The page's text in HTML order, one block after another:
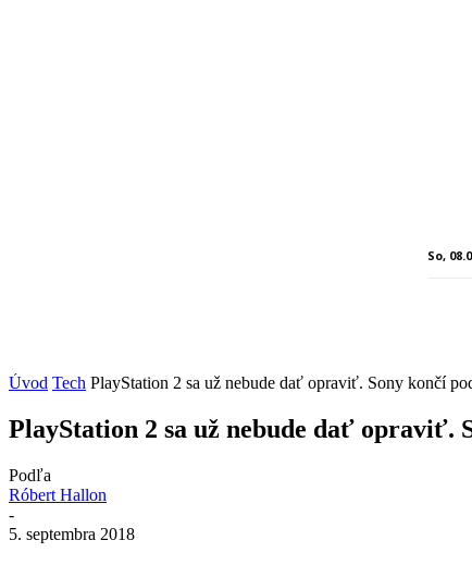
So,
Úvod Tech PlayStation 2 sa už nebude dať opraviť. Sony končí
PlayStation 2 sa už nebude dať opraviť.
Podľa
Róbert Hallon
-
5. septembra 2018